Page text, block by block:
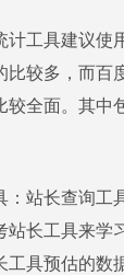
工具建议使
比较多，而百
较全面。其中
站长查询工
站长工具来学
具预估的数